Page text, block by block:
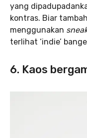
yang
kontras. Biar
menggunakan
terlihat ‘indie’
6. Kaos